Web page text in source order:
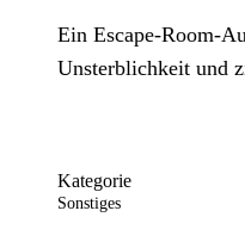
Ein Escape-Room-
Unsterblichkeit und
Kategorie
Sonstiges